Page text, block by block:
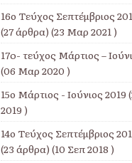
16ο Τεύχος Σεπτέμβριος
(27 άρθρα) (23 Μαρ 2021 )
17o- τεύχος Μάρτιος –
(06 Μαρ 2020 )
15ο Μάρτιος - Ιούνιος 2019
2019 )
14ο Τεύχος Σεπτέμβριος
(23 άρθρα) (10 Σεπ 2018 )